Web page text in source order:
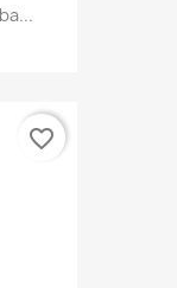
favorite_border